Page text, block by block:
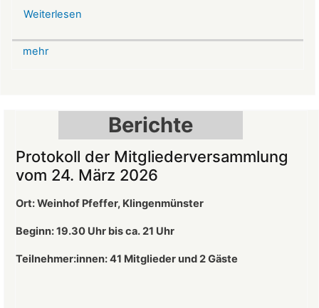
Weiterlesen
Landeck
mehr
Berichte
Protokoll der Mitgliederversammlung
vom 24. März 2026
Ort: Weinhof Pfeffer, Klingenmünster
Beginn: 19.30 Uhr bis ca. 21 Uhr
Teilnehmer:innen: 41 Mitglieder und 2 Gäste